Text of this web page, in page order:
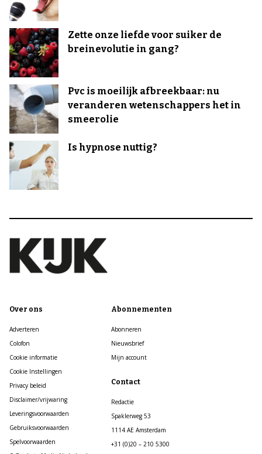
Zette onze liefde voor suiker de
breinevolutie in gang?
Pvc is moeilijk afbreekbaar: nu
veranderen wetenschappers het in
smeerolie
Is hypnose nuttig?
Over ons
Adverteren
Colofon
Cookie informatie
Cookie Instellingen
Privacy beleid
Disclaimer/vrijwaring
Leveringsvoorwaarden
Gebruiksvoorwaarden
Spelvoorwaarden
Abonnementen
Abonneren
Nieuwsbrief
Mijn account
Contact
Redactie
Spaklerweg 53
1114 AE Amsterdam
+31 (0)20 – 210 5300